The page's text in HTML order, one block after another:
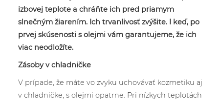
izbovej teplote a chráňte ich pred priamym
slnečným žiarením. Ich trvanlivosť zvýšite. I keď, po
prvej skúsenosti s olejmi vám garantujeme, že ich
viac neodložíte.
Zásoby v chladničke
V prípade, že máte vo zvyku uchovávať kozmetiku aj
v chladničke, s olejmi opatrne. Pri nízkych teplotách